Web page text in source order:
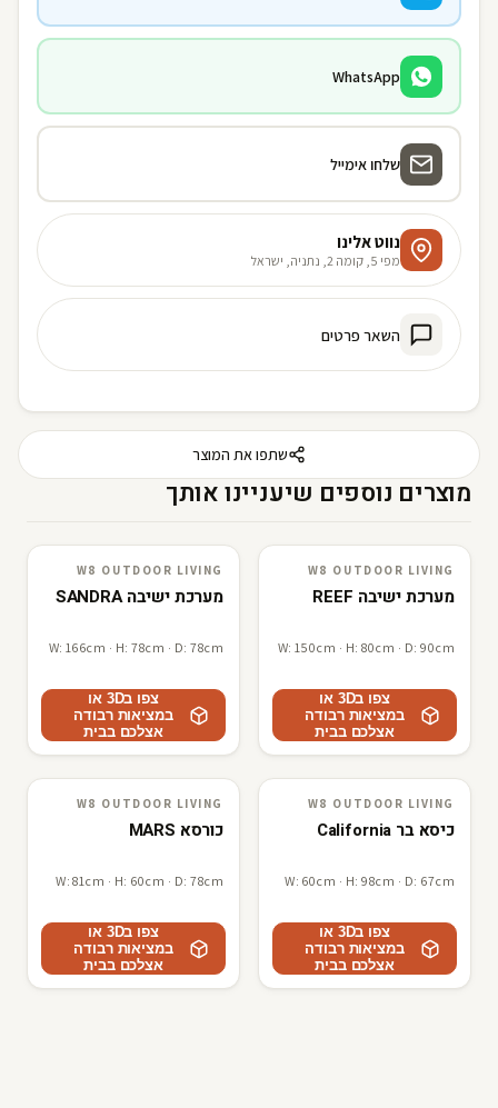
WhatsApp
שלחו אימייל
נווט אלינו
מפי 5, קומה 2, נתניה, ישראל
השאר פרטים
שתפו את המוצר
מוצרים נוספים שיעניינו אותך
3D · AR
W8 outdoor living
W8 OUTDOOR LIVING
מערכת ישיבה REEF
W: 150cm · H: 80cm · D: 90cm
צפו ב3D או
במציאות רבודה
אצלכם בבית
3D · AR
W8 outdoor living
W8 OUTDOOR LIVING
מערכת ישיבה SANDRA
W: 166cm · H: 78cm · D: 78cm
צפו ב3D או
במציאות רבודה
אצלכם בבית
3D · AR
W8 outdoor living
W8 OUTDOOR LIVING
כיסא בר California
W: 60cm · H: 98cm · D: 67cm
צפו ב3D או
במציאות רבודה
אצלכם בבית
3D · AR
W8 outdoor living
W8 OUTDOOR LIVING
כורסא MARS
W: 81cm · H: 60cm · D: 78cm
צפו ב3D או
במציאות רבודה
אצלכם בבית